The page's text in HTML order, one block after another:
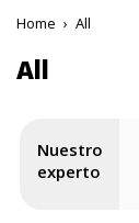
Home › All
All
Nuestro
experto